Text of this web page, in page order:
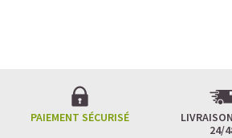
PAIEMENT SÉCURISÉ
24/